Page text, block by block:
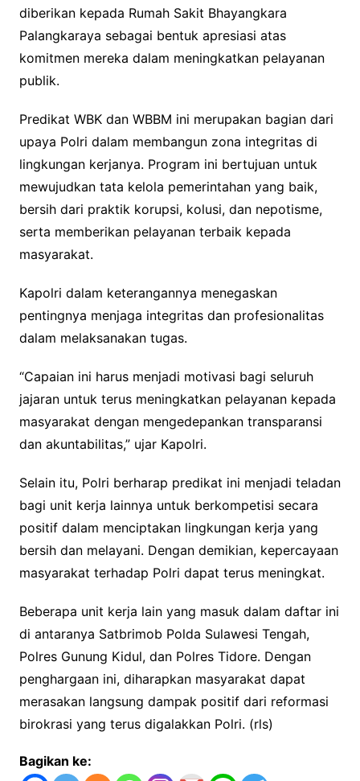
diberikan kepada Rumah Sakit Bhayangkara
Palangkaraya sebagai bentuk apresiasi atas
komitmen mereka dalam meningkatkan pelayanan
publik.
Predikat WBK dan WBBM ini merupakan bagian dari
upaya Polri dalam membangun zona integritas di
lingkungan kerjanya. Program ini bertujuan untuk
mewujudkan tata kelola pemerintahan yang baik,
bersih dari praktik korupsi, kolusi, dan nepotisme,
serta memberikan pelayanan terbaik kepada
masyarakat.
Kapolri dalam keterangannya menegaskan
pentingnya menjaga integritas dan profesionalitas
dalam melaksanakan tugas.
“Capaian ini harus menjadi motivasi bagi seluruh
jajaran untuk terus meningkatkan pelayanan kepada
masyarakat dengan mengedepankan transparansi
dan akuntabilitas,” ujar Kapolri.
Selain itu, Polri berharap predikat ini menjadi teladan
bagi unit kerja lainnya untuk berkompetisi secara
positif dalam menciptakan lingkungan kerja yang
bersih dan melayani. Dengan demikian, kepercayaan
masyarakat terhadap Polri dapat terus meningkat.
Beberapa unit kerja lain yang masuk dalam daftar ini
di antaranya Satbrimob Polda Sulawesi Tengah,
Polres Gunung Kidul, dan Polres Tidore. Dengan
penghargaan ini, diharapkan masyarakat dapat
merasakan langsung dampak positif dari reformasi
birokrasi yang terus digalakkan Polri. (rls)
Bagikan ke: